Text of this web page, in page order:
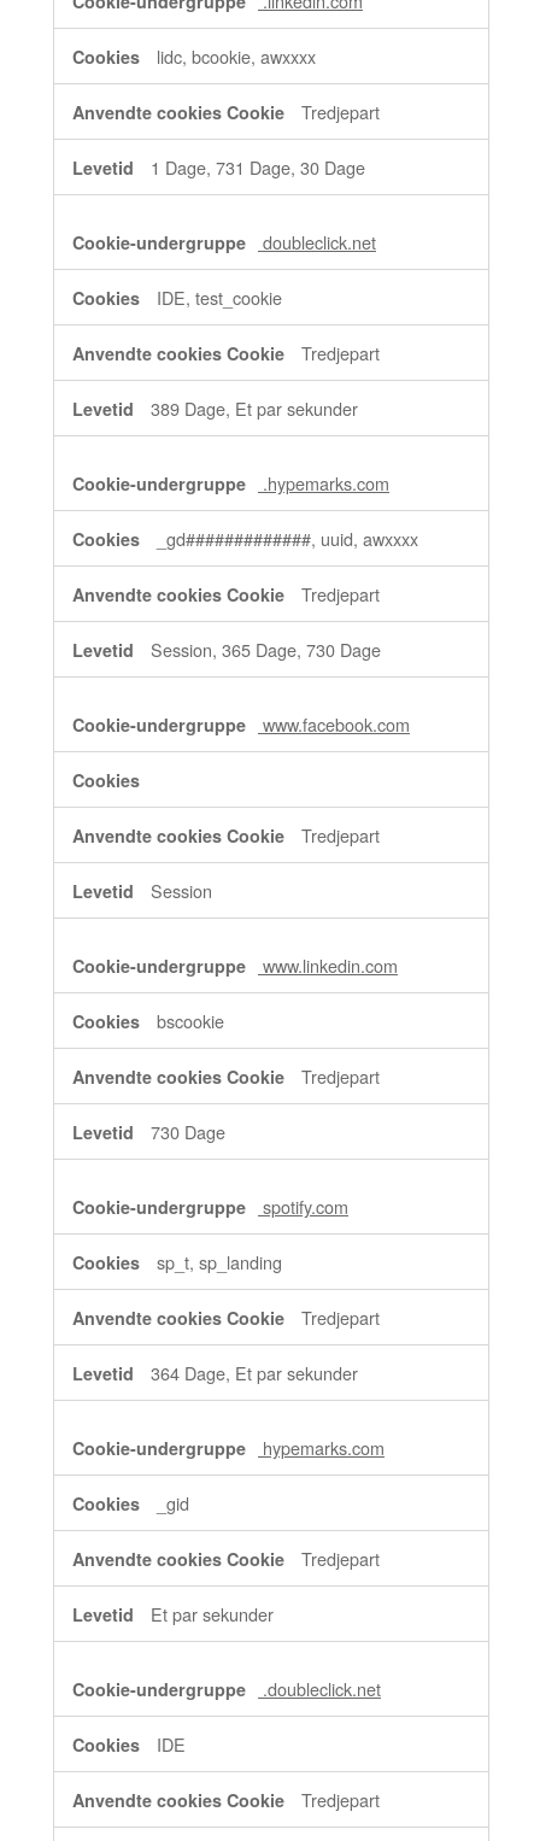
lidc, bcookie, awxxxx
Tredjepart
1 Dage, 731 Dage, 30 Dage
doubleclick.net
IDE, test_cookie
Tredjepart
389 Dage, Et par sekunder
.hypemarks.com
_gd#############, uuid, awxxxx
Tredjepart
Session, 365 Dage, 730 Dage
www.facebook.com
Tredjepart
Session
www.linkedin.com
bscookie
Tredjepart
730 Dage
spotify.com
sp_t, sp_landing
Tredjepart
364 Dage, Et par sekunder
hypemarks.com
_gid
Tredjepart
Et par sekunder
.doubleclick.net
IDE
Tredjepart